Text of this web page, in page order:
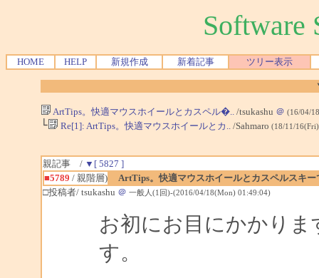
Software
HOME HELP 新規作成 新着記事 ツリー表示
ArtTips。快適マウスホイールとカスペル�.. /tsukashu ＠ (16/04/
└ Re[1]: ArtTips。快適マウスホイールとカ.. /Sahmaro (18/11/
親記事 / ▼[ 5827 ]
■5789 / 親階層)
ArtTips。快適マウスホイールとカスペルスキー
□投稿者/ tsukashu ＠ 一般人(1回)-(2016/04/18(Mon) 01:49:04)
お初にお目にかかり
す。